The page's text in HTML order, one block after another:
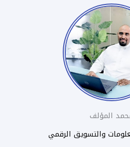
المؤلف
والتسويق الرقمي